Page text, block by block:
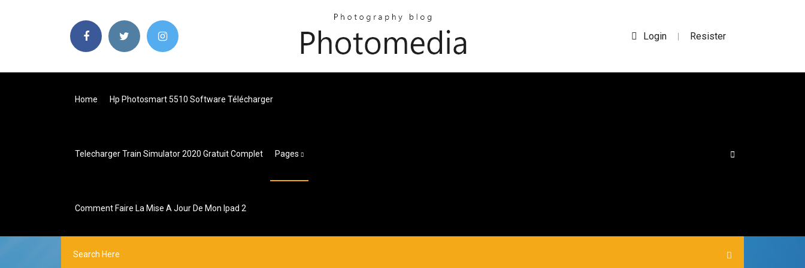
Login | Resister
Home Hp Photosmart 5510 Software Télécharger
Telecharger Train Simulator 2020 Gratuit Complet Pages
Comment Faire La Mise A Jour De Mon Ipad 2